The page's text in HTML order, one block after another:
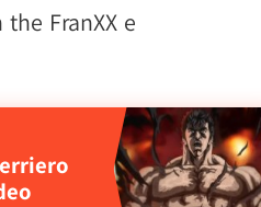
FranXX e